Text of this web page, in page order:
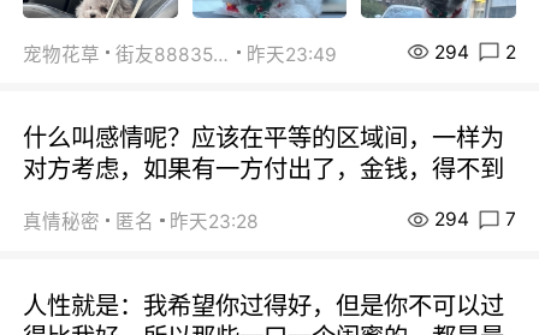
宠物花草 街友88835518 昨天23:49 294 2
什么叫感情呢？应该在平等的区域间，一样为
对方考虑，如果有一方付出了，金钱，得不到
真情秘密 匿名 昨天23:28 294 7
人性就是：我希望你过得好，但是你不可以过